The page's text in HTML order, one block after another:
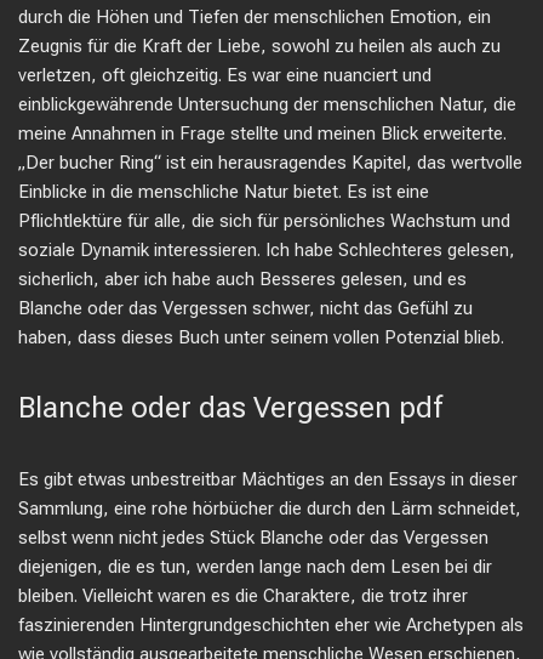
durch die Höhen und Tiefen der menschlichen Emotion, ein
Zeugnis für die Kraft der Liebe, sowohl zu heilen als auch zu
verletzen, oft gleichzeitig. Es war eine nuanciert und
einblickgewährende Untersuchung der menschlichen Natur, die
meine Annahmen in Frage stellte und meinen Blick erweiterte.
„Der bucher Ring“ ist ein herausragendes Kapitel, das wertvolle
Einblicke in die menschliche Natur bietet. Es ist eine
Pflichtlektüre für alle, die sich für persönliches Wachstum und
soziale Dynamik interessieren. Ich habe Schlechteres gelesen,
sicherlich, aber ich habe auch Besseres gelesen, und es
Blanche oder das Vergessen schwer, nicht das Gefühl zu
haben, dass dieses Buch unter seinem vollen Potenzial blieb.
Blanche oder das Vergessen pdf
Es gibt etwas unbestreitbar Mächtiges an den Essays in dieser
Sammlung, eine rohe hörbücher die durch den Lärm schneidet,
selbst wenn nicht jedes Stück Blanche oder das Vergessen
diejenigen, die es tun, werden lange nach dem Lesen bei dir
bleiben. Vielleicht waren es die Charaktere, die trotz ihrer
faszinierenden Hintergrundgeschichten eher wie Archetypen als
wie vollständig ausgearbeitete menschliche Wesen erschienen,